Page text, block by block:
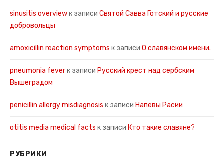
sinusitis overviewк записи Святой Савва Готский и русские
добровольцы
amoxicillin reaction symptoms к записи О славянском имени.
pneumonia feverк записи Русский крест над сербским
Вышеградом
penicillin allergy misdiagnosis к записи Напевы Расии
otitis media medical facts к записи Кто такие славяне?
РУБРИКИ